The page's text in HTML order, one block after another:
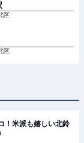
区
区
！米派も嬉しい北鈴